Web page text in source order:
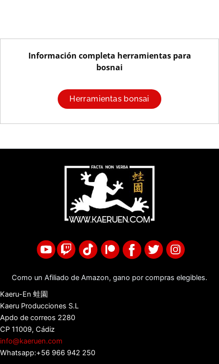
Información completa herramientas para
bosnai
Herramientas bonsai
Como un Afiliado de Amazon, gano por compras elegibles.
Kaeru-En 蛙園
Kaeru Producciones S.L
Apdo de correos 2280
CP 11009, Cádiz
info@kaeruen.com
Whatsapp:+56 966 942 250